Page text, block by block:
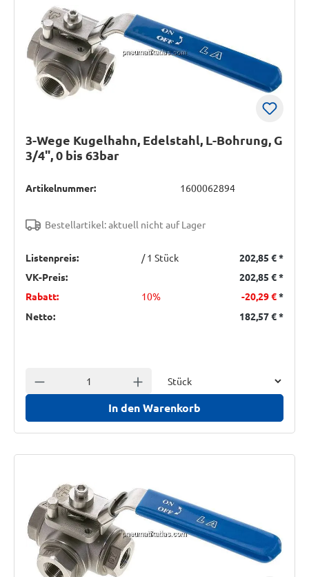
3-Wege Kugelhahn, Edelstahl, L-Bohrung, G
3/4", 0 bis 63bar
Artikelnummer: 1600062894
Bestellartikel: aktuell nicht auf Lager
Listenpreis: / 1 Stück 202,85 €*
VK-Preis:
202,85 €*
Rabatt:
10% -20,29 €*
Netto:
182,57 €*
Anzahl verringern Anzahl erhöhen
In den Warenkorb